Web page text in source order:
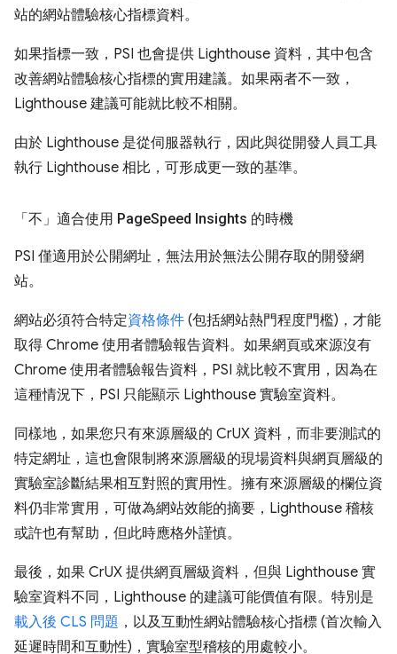
站的網站體驗核心指標資料。
如果指標一致，PSI 也會提供 Lighthouse 資料，其中包含
改善網站體驗核心指標的實用建議。如果兩者不一致，
Lighthouse 建議可能就比較不相關。
由於 Lighthouse 是從伺服器執行，因此與從開發人員工具
執行 Lighthouse 相比，可形成更一致的基準。
「不」 適合使用 PageSpeed Insights 的時機
PSI 僅適用於公開網址，無法用於無法公開存取的開發網
站。
網站必須符合特定資格條件 (包括網站熱門程度門檻)，才能
取得 Chrome 使用者體驗報告資料。如果網頁或來源沒有
Chrome 使用者體驗報告資料，PSI 就比較不實用，因為在
這種情況下，PSI 只能顯示 Lighthouse 實驗室資料。
同樣地，如果您只有來源層級的 CrUX 資料，而非要測試的
特定網址，這也會限制將來源層級的現場資料與網頁層級的
實驗室診斷結果相互對照的實用性。擁有來源層級的欄位資
料仍非常實用，可做為網站效能的摘要，Lighthouse 稽核
或許也有幫助，但此時應格外謹慎。
最後，如果 CrUX 提供網頁層級資料，但與 Lighthouse 實
驗室資料不同，Lighthouse 的建議可能價值有限。特別是
載入後 CLS 問題 ，以及互動性網站體驗核心指標 (首次輸入
延遲時間和互動性)，實驗室型稽核的用處較小。